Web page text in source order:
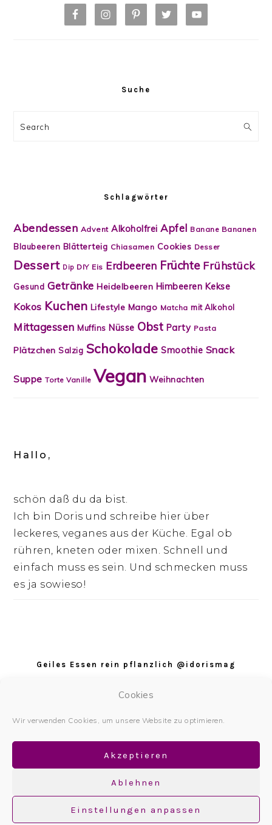
Cookies
Wir verwenden Cookies, um unsere Website zu optimieren.
Akzeptieren
Ablehnen
Einstellungen anpassen
Suche
Search
Schlagwörter
Abendessen Advent Alkoholfrei Apfel Banane Bananen
Blaubeeren Blätterteig Chiasamen Cookies Desser
Dessert Dip DIY Eis Erdbeeren Früchte Frühstück
Gesund Getränke Heidelbeeren Himbeeren Kekse
Kokos Kuchen Lifestyle Mango Matcha mit Alkohol
Mittagessen Muffins Nüsse Obst Party Pasta
Plätzchen Salzig Schokolade Smoothie Snack
Suppe Torte Vanille Vegan Weihnachten
Hallo,
schön daß du da bist.
Ich bin Doris und schreibe hier über
leckeres, veganes aus der Küche. Egal ob
rühren, kneten oder mixen. Schnell und
einfach muss es sein. Und schmecken muss
es ja sowieso!
Geiles Essen rein pflanzlich @idorismag
Datenschutzerklärung